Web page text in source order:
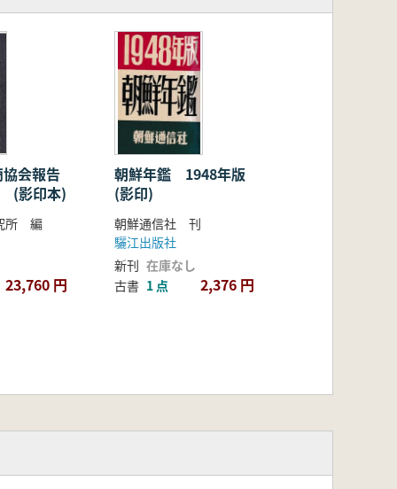
協会報告
(影印本)
所 編
23,760 円
朝鮮年鑑 1948年版
(影印)
朝鮮通信社 刊
驪江出版社
新刊 在庫なし
古書 1 点 2,376 円